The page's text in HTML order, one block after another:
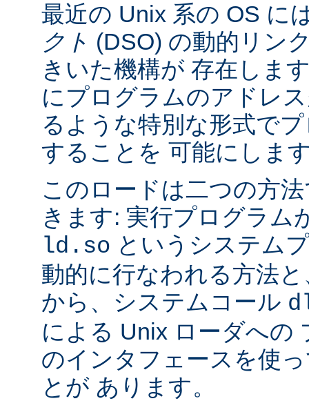
最近の Unix 系の OS に
クト (DSO) の動的リン
きいた機構が 存在しま
にプログラムのアドレ
るような特別な形式で
することを 可能にしま
このロードは二つの方
きます: 実行プログラム
ld.so というシステム
動的に行なわれる方法
から、システムコール
による Unix ローダへの
のインタフェースを使
とが あります。